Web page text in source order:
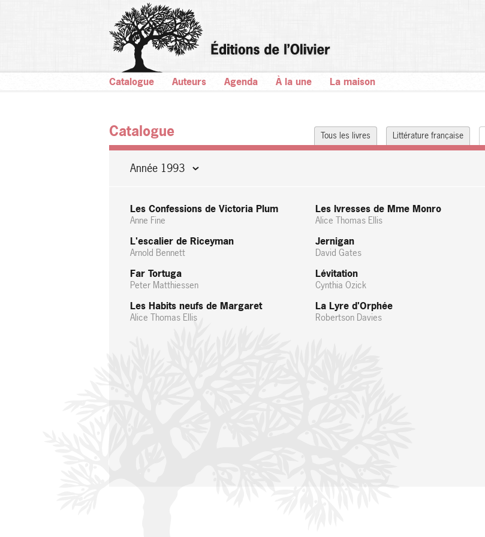
Catalogue Auteurs Agenda À la une La maison
Tous les livres Littérature française
Catalogue
Année 1993
Les Confessions de Victoria Plum
Anne Fine
L'escalier de Riceyman
Arnold Bennett
Far Tortuga
Peter Matthiessen
Les Habits neufs de Margaret
Alice Thomas Ellis
Les Ivresses de Mme Monro
Alice Thomas Ellis
Jernigan
David Gates
Lévitation
Cynthia Ozick
La Lyre d'Orphée
Robertson Davies